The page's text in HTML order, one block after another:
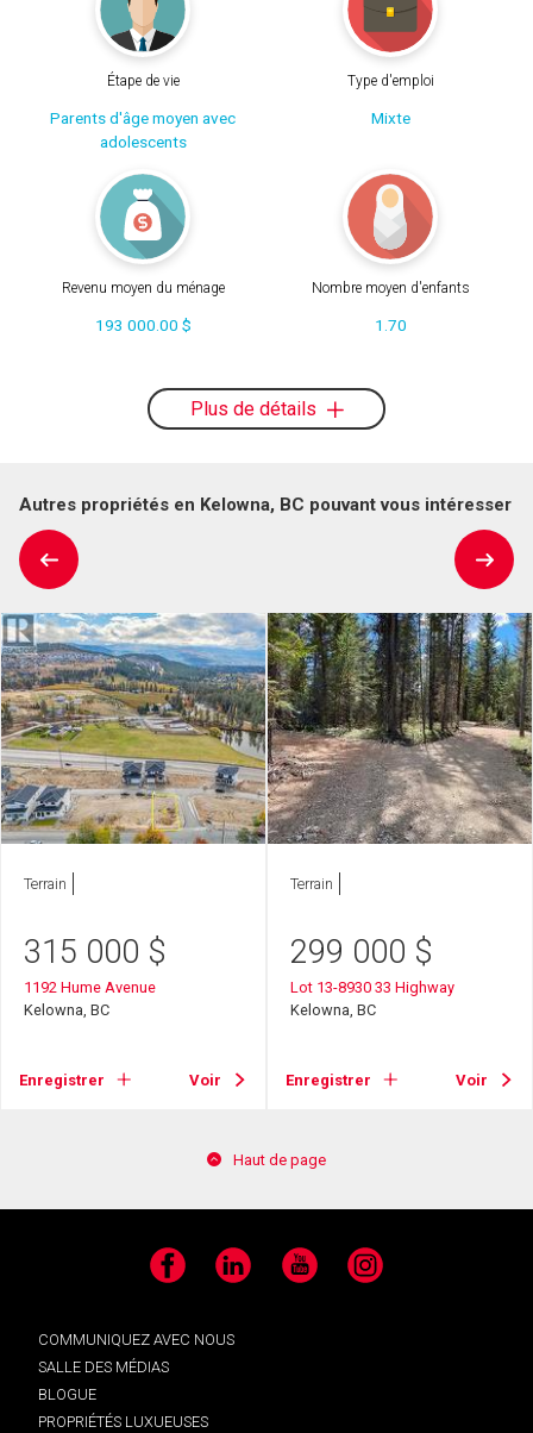
Étape de vie
Parents d'âge moyen avec
adolescents
Type d'emploi
Mixte
Revenu moyen du ménage
193 000.00 $
Nombre moyen d'enfants
1.70
Plus de détails
Autres propriétés en Kelowna, BC pouvant vous intéresser
Terrain
315 000 $
1192 Hume Avenue
Kelowna, BC
Enregistrer Voir
Terrain
299 000 $
Lot 13-8930 33 Highway
Kelowna, BC
Enregistrer Voir
Haut de page
Facebook LinkedIn YouTube Instagram
COMMUNIQUEZ AVEC NOUS
SALLE DES MÉDIAS
BLOGUE
PROPRIÉTÉS LUXUEUSES